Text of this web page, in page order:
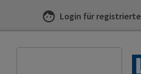
Login für
Suchen nach: